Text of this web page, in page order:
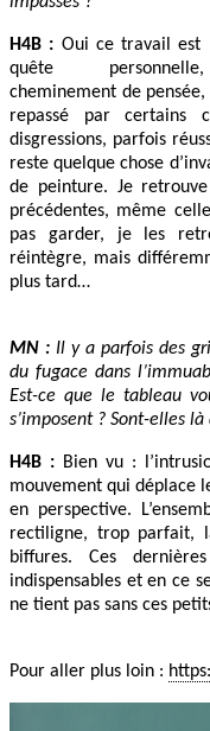
H4B : Oui ce travail est
quête
cheminement de pensée,
repassé par certains
disgressions, parfois
reste quelque chose
de peinture. Je
précédentes, même
pas garder, je les
réintègre, mais
plus tard…
MN : Il y a parfois des
du fugace dans
Est-ce que le tableau
s’imposent ? Sont-elles
H4B :Bien vu :
mouvement qui déplace
en perspective.
rectiligne, trop parfait,
biffures. Ces
indispensables et en ce
ne tient pas sans ces
Pour aller plus loin :